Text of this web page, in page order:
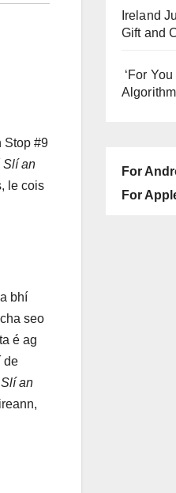
Stop #9
Slí an
le cois
bhí
seo
é ag
de
Slí an
Ireland
Gift and
‘For
For
For